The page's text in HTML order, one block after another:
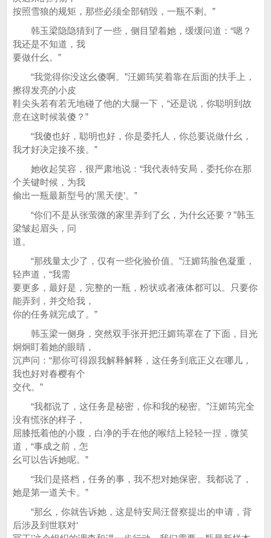
按照雪狼的规矩，那些必须全部销毁，一瓶不剩。”
韩玉梁隐隐猜到了一些，侧目望着她，缓缓问道：“嗯？
我还是不知道，我
要做什幺。”
“我觉得你没这幺傻啊。”汪媚筠笑着靠在后面的扶手上，
擦得发亮的小皮
鞋尖头若有若无地碰了他的大腿一下，“还是说，你聪明到故
意在这时候装傻？”
“我傻也好，聪明也好，你是委托人，你总要说做什幺，
我才好决定接不接。”
她收起笑容，很严肃地说：“我代表特安局，委托你在那
个关键时候，为我
偷出一瓶最新型号的‘黑天使’。”
“你们不是从张萤微的家里弄到了幺，为什幺还要？”韩玉
梁皱起眉头，问
道。
“那残量太少了，仅有一些化验价值。”汪媚筠脸色凝重，
轻声道，“我需
要更多，最好是，完整的一瓶，粉状或者液体都可以。只要你
能弄到，并交给我，
你的任务就完成了。”
韩玉梁一侧身，突然双手张开把汪媚筠罩在了下面，目光
炯炯盯着她的眼睛，
沉声问：“那你可得跟我解释解释，这任务到底正义在哪儿，
我也好对春樱有个
交代。”
“我都说了，这任务是秘密，你和我的秘密。”汪媚筠完全
没有慌张的样子，
屈膝抵着他的小腹，白净的手在他的喉结上轻轻一捏，微笑
道，“事成之前，怎
幺可以告诉她呢。”
“我们是搭档，任务的事，我不想对她保密。我都说了，
她是第一道关卡。”
“那幺，你就告诉她，这是特安局汪督察提出的申请，背
后涉及到世联对‘